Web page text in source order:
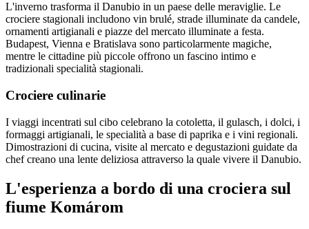
L'inverno trasforma il Danubio in un paese delle meraviglie. Le
crociere stagionali includono vin brulé, strade illuminate da candele,
ornamenti artigianali e piazze del mercato illuminate a festa.
Budapest, Vienna e Bratislava sono particolarmente magiche,
mentre le cittadine più piccole offrono un fascino intimo e
tradizionali specialità stagionali.
Crociere culinarie
I viaggi incentrati sul cibo celebrano la cotoletta, il gulasch, i dolci, i
formaggi artigianali, le specialità a base di paprika e i vini regionali.
Dimostrazioni di cucina, visite al mercato e degustazioni guidate da
chef creano una lente deliziosa attraverso la quale vivere il Danubio.
L'esperienza a bordo di una crociera sul
fiume Komárom